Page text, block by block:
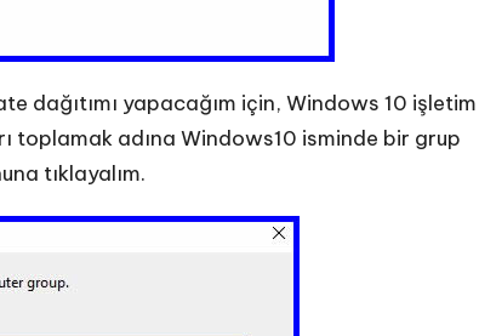
dağıtımı yapacağım için, Windows 10 işletim
toplamak adına Windows10 isminde bir grup
tıklayalım.